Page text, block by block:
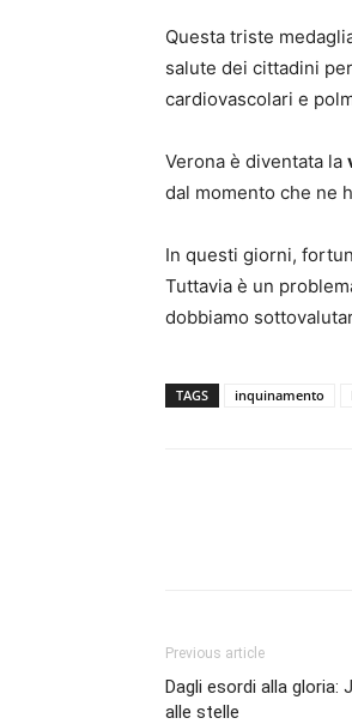
Questa triste
salute dei cittadini
cardiovascolari e
Verona è diventata la
dal momento che ne
In questi giorni,
Tuttavia è un
dobbiamo
TAGS inquinamento
Previous article
Dagli esordi alla gloria:
alle stelle